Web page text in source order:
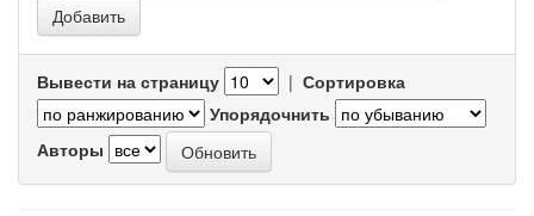
Вывести на страницу | Сортировка
Упорядочнить
Авторы